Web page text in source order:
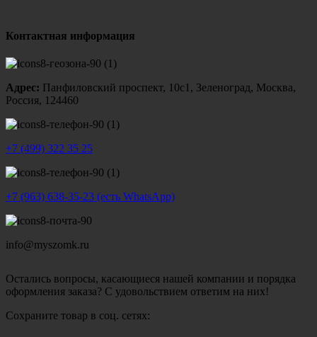
Контактная информация
Адрес: Панфиловский проспект, 10с1, Зеленоград, Москва,
Россия, 124460
+7 (499) 322 35 25
+7 (963) 638-35-23 (есть WhatsApp)
info@myszomk.ru
Остались вопросы, касающиеся нашей компании и порядка
оформления заказа? С удовольствием ответим на них!
Сохраните товар в соц. сетях: